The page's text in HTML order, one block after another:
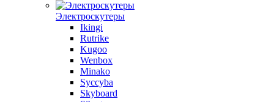
Электроскутеры
Ikingi
Rutrike
Kugoo
Wenbox
Minako
Syccyba
Skyboard